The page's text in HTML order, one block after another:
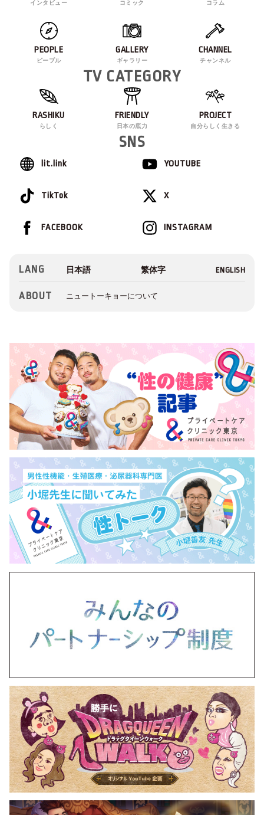
インタビュー コミック コラム
PEOPLE
ピープル
GALLERY
ギャラリー
CHANNEL
チャンネル
TV CATEGORY
RASHIKU
らしく
FRIENDLY
日本の底力
PROJECT
自分らしく生きる
SNS
lit.link YOUTUBE
TikTok X
INSTAGRAM
FACEBOOK
LANG
ABOUT ニュートーキョーについて